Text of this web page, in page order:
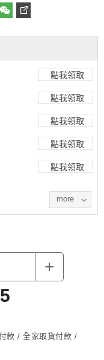
(200g / 7-8 pieces)
(200g / 7-8
7-8個）x 1パック
/ 7-8個）x 1パック
8個）x 1パック
點我領取
點我領取
點我領取
點我領取
點我領取
more
+
款 / 全家取貨付款 /